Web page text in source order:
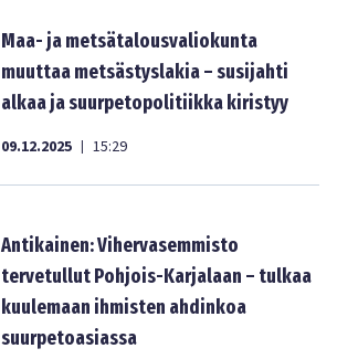
Maa- ja metsätalousvaliokunta
muuttaa metsästyslakia – susijahti
alkaa ja suurpetopolitiikka kiristyy
09.12.2025 | 15:29
Antikainen: Vihervasemmisto
tervetullut Pohjois-Karjalaan – tulkaa
kuulemaan ihmisten ahdinkoa
suurpetoasiassa